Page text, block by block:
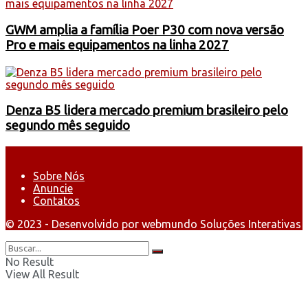
GWM amplia a família Poer P30 com nova versão
Pro e mais equipamentos na linha 2027
Denza B5 lidera mercado premium brasileiro pelo
segundo mês seguido
Sobre Nós
Anuncie
Contatos
© 2023 - Desenvolvido por webmundo Soluções Interativas
No Result
View All Result